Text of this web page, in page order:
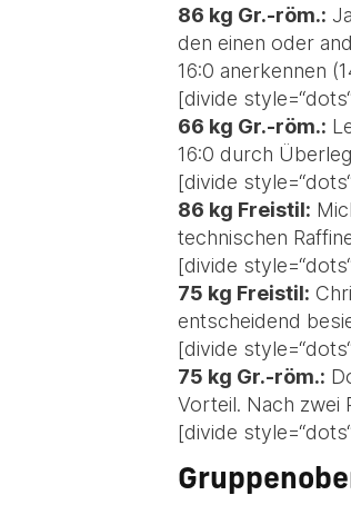
86 kg Gr.-röm.:
den einen oder
16:0 anerkennen
[divide
66 kg Gr.-röm.:
16:0 durch
[divide
86 kg Freistil:
technischen
[divide
75 kg Freistil:
entscheidend
[divide
75 kg Gr.-röm.:
Vorteil. Nach zwei
[divide